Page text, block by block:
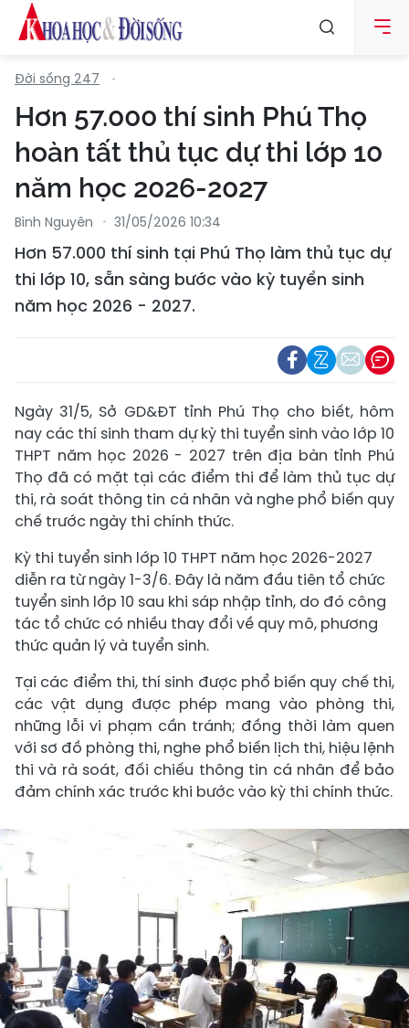
Đời sống 247
Hơn 57.000 thí sinh Phú Thọ
hoàn tất thủ tục dự thi lớp 10
năm học 2026-2027
Bình Nguyên 31/05/2026 10:34
Hơn 57.000 thí sinh tại Phú Thọ làm thủ tục dự
thi lớp 10, sẵn sàng bước vào kỳ tuyển sinh
năm học 2026 - 2027.
Ngày 31/5, Sở GD&ĐT tỉnh Phú Thọ cho biết, hôm
nay các thí sinh tham dự kỳ thi tuyển sinh vào lớp 10
THPT năm học 2026 - 2027 trên địa bàn tỉnh Phú
Thọ đã có mặt tại các điểm thi để làm thủ tục dự
thi, rà soát thông tin cá nhân và nghe phổ biến quy
chế trước ngày thi chính thức.
Kỳ thi tuyển sinh lớp 10 THPT năm học 2026-2027
diễn ra từ ngày 1-3/6. Đây là năm đầu tiên tổ chức
tuyển sinh lớp 10 sau khi sáp nhập tỉnh, do đó công
tác tổ chức có nhiều thay đổi về quy mô, phương
thức quản lý và tuyển sinh.
Tại các điểm thi, thí sinh được phổ biến quy chế thi,
các vật dụng được phép mang vào phòng thi,
những lỗi vi phạm cần tránh; đồng thời làm quen
với sơ đồ phòng thi, nghe phổ biến lịch thi, hiệu lệnh
thi và rà soát, đối chiếu thông tin cá nhân để bảo
đảm chính xác trước khi bước vào kỳ thi chính thức.